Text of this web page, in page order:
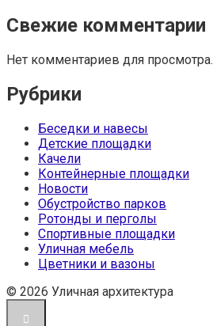
Свежие комментарии
Нет комментариев для просмотра.
Рубрики
Беседки и навесы
Детские площадки
Качели
Контейнерные площадки
Новости
Обустройство парков
Ротонды и перголы
Спортивные площадки
Уличная мебель
Цветники и вазоны
© 2026 Уличная архитектура